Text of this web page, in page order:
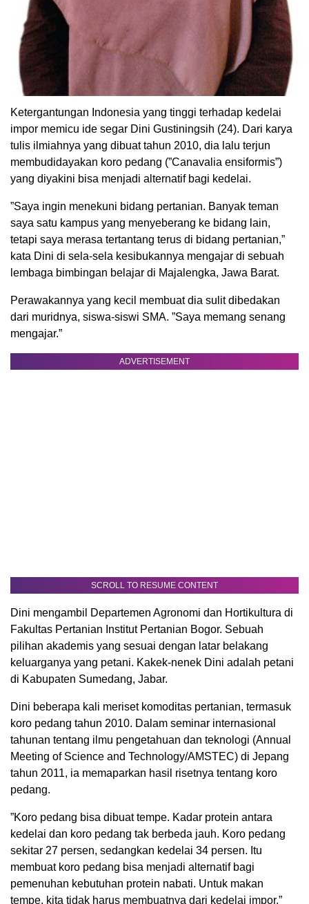
Ketergantungan Indonesia yang tinggi terhadap kedelai
impor memicu ide segar Dini Gustiningsih (24). Dari karya
tulis ilmiahnya yang dibuat tahun 2010, dia lalu terjun
membudidayakan koro pedang (”Canavalia ensiformis”)
yang diyakini bisa menjadi alternatif bagi kedelai.
”Saya ingin menekuni bidang pertanian. Banyak teman
saya satu kampus yang menyeberang ke bidang lain,
tetapi saya merasa tertantang terus di bidang pertanian,”
kata Dini di sela-sela kesibukannya mengajar di sebuah
lembaga bimbingan belajar di Majalengka, Jawa Barat.
Perawakannya yang kecil membuat dia sulit dibedakan
dari muridnya, siswa-siswi SMA. ”Saya memang senang
mengajar.”
ADVERTISEMENT
SCROLL TO RESUME CONTENT
Dini mengambil Departemen Agronomi dan Hortikultura di
Fakultas Pertanian Institut Pertanian Bogor. Sebuah
pilihan akademis yang sesuai dengan latar belakang
keluarganya yang petani. Kakek-nenek Dini adalah petani
di Kabupaten Sumedang, Jabar.
Dini beberapa kali meriset komoditas pertanian, termasuk
koro pedang tahun 2010. Dalam seminar internasional
tahunan tentang ilmu pengetahuan dan teknologi (Annual
Meeting of Science and Technology/AMSTEC) di Jepang
tahun 2011, ia memaparkan hasil risetnya tentang koro
pedang.
”Koro pedang bisa dibuat tempe. Kadar protein antara
kedelai dan koro pedang tak berbeda jauh. Koro pedang
sekitar 27 persen, sedangkan kedelai 34 persen. Itu
membuat koro pedang bisa menjadi alternatif bagi
pemenuhan kebutuhan protein nabati. Untuk makan
tempe, kita tidak harus membuatnya dari kedelai impor,”